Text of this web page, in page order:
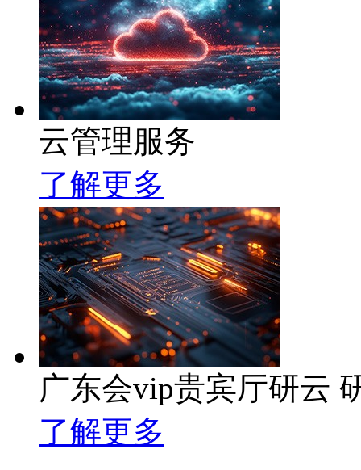
云管理服务
了解更多
广东会vip贵宾厅研云
了解更多